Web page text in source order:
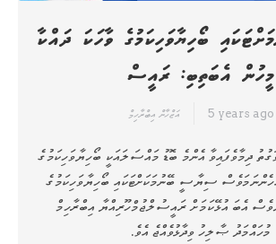
ބޯހިޔާވަހިކަމުގެ ވާހަކަ ދައްކާ
މީހުން އެބަތިބި: ރައީސް
އަޒްހާން އިބްރާހިމް 5 years ago
ދިމާވެފައިވާ އެންމެ ބޮޑު މައްސަލައަކީ ބޯހިޔާވަހިކަމުގެ
ސިޔާސީ ބޭނުމަކަށްޓަކައި ބޯހިޔާވަހިކަމުގެ
އެބަ އުޅޭކަމަށް ރައީސުލްޖުމްހޫރިއްޔާ އިބްރާހިމް
މުހައްމަދު ޞާލިހު ވިދާޅުވެއްޖެ އެވެ.